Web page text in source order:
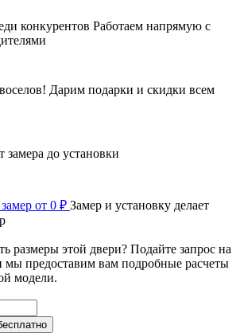
конкурентов Работаем напрямую с
Дарим подарки и скидки всем
замера до установки
от 0 ₽ Замер и установку делает
размеры этой двери? Подайте запрос на
мы предоставим вам подробные расчеты
модели.